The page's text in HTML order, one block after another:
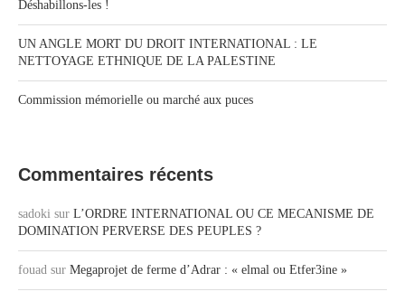
Déshabillons-les !
UN ANGLE MORT DU DROIT INTERNATIONAL : LE
NETTOYAGE ETHNIQUE DE LA PALESTINE
Commission mémorielle ou marché aux puces
Commentaires récents
sadoki sur L’ORDRE INTERNATIONAL OU CE MECANISME DE
DOMINATION PERVERSE DES PEUPLES ?
fouad sur Megaprojet de ferme d’Adrar : « elmal ou Etfer3ine »